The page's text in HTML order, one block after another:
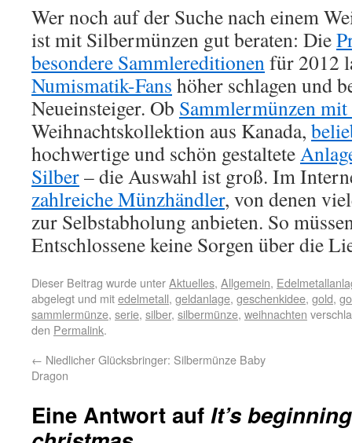
Wer noch auf der Suche nach einem
ist mit Silbermünzen gut beraten: Die
besondere Sammlereditionenfür 2012
Numismatik-Fans höher schlagen und
Neueinsteiger. Ob Sammlermünzen
Weihnachtskollektion aus Kanada,
hochwertige und schön gestaltete
Silber– die Auswahl ist groß. Im
zahlreiche Münzhändler, von denen
zur Selbstabholung anbieten. So
Entschlossene keine Sorgen über die
Dieser Beitrag wurde unterAktuelles, Allgemein,
abgelegt und mitedelmetall, geldanlage, geschenkidee, gold,
sammlermünze, serie, silber, silbermünze, weihnachten
den Permalink.
← Niedlicher Glücksbringer: Silbermünze Baby
Dragon
Eine Antwort auf It’s